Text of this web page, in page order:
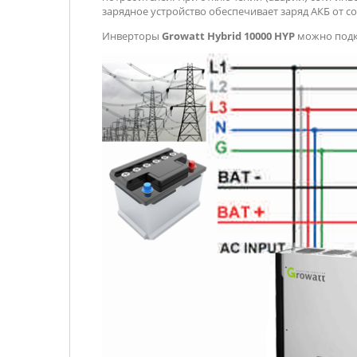
зарядное устройство обеспечивает заряд АКБ от
Инверторы Growatt Hybrid 10000 HYP можно